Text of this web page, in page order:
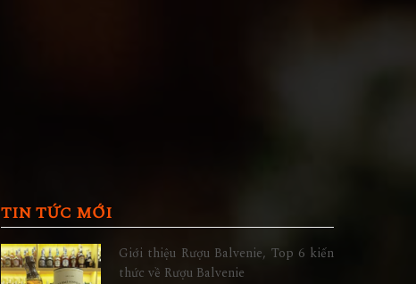
TIN TỨC MỚI
Giới thiệu Rượu Balvenie, Top 6 kiến
thức về Rượu Balvenie